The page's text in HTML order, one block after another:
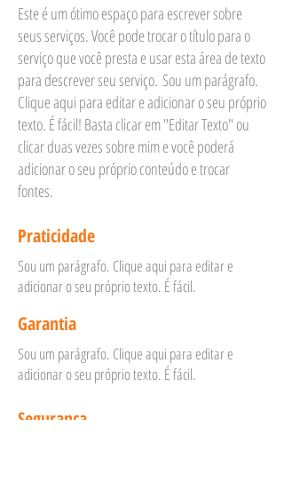
Este é um ótimo espaço para escrever sobre
seus serviços. Você pode trocar o título para o
serviço que você presta e usar esta área de texto
para descrever seu serviço. Sou um parágrafo.
Clique aqui para editar e adicionar o seu próprio
texto. É fácil! Basta clicar em "Editar Texto" ou
clicar duas vezes sobre mim e você poderá
adicionar o seu próprio conteúdo e trocar
fontes.
Praticidade
Sou um parágrafo. Clique aqui para editar e
adicionar o seu próprio texto. É fácil.
Garantia
Sou um parágrafo. Clique aqui para editar e
adicionar o seu próprio texto. É fácil.
Segurança